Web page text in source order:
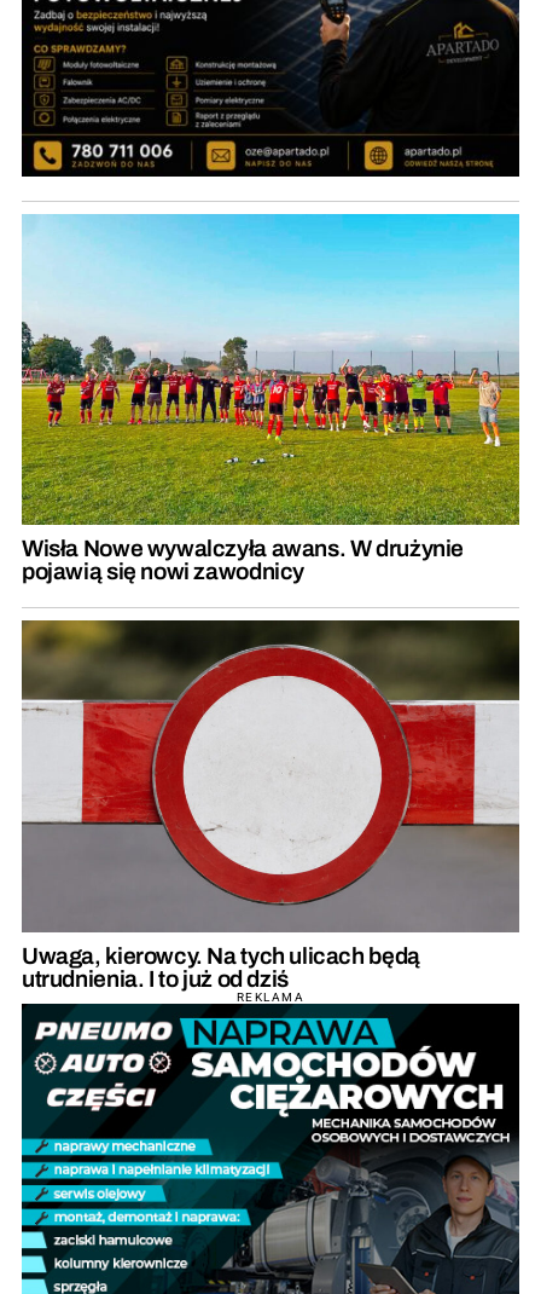
Wisła Nowe wywalczyła awans. W drużynie
pojawią się nowi zawodnicy
Uwaga, kierowcy. Na tych ulicach będą
utrudnienia. I to już od dziś
REKLAMA